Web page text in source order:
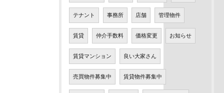
テナント 事務所 店舗 管理物件
賃貸 仲介手数料 価格変更 お知らせ
賃貸マンション 良い大家さん
売買物件募集中 賃貸物件募集中